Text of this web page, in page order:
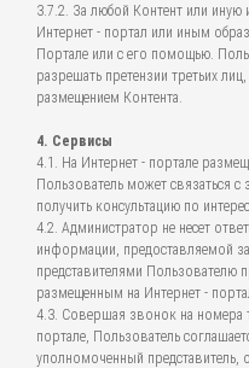
3.7.2. За любой Контент или
Интернет - портал или иным
Портале или с его помощью.
разрешать претензии третьих
размещением Контента.
4. Сервисы
4.1. На Интернет - портале
Пользователь может связаться
получить консультацию по
4.2. Администратор не несет
информации, предоставляемой
представителями Пользователю
размещенным на Интернет -
4.3. Совершая звонок на номера
портале, Пользователь
уполномоченный